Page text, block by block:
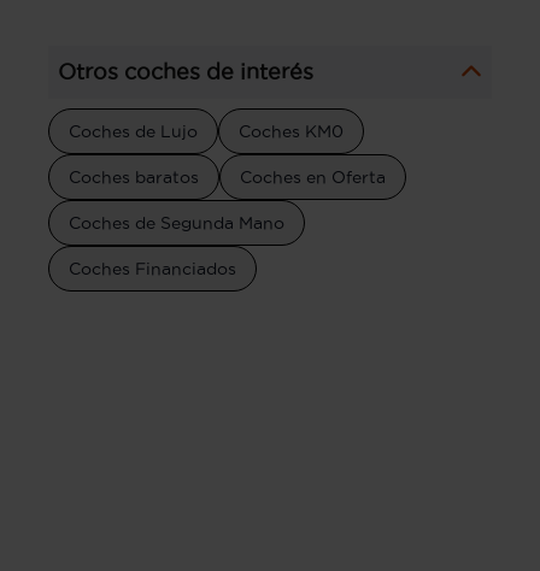
Otros coches de interés
Coches de Lujo Coches KM0
Coches baratos Coches en Oferta
Coches de Segunda Mano
Coches Financiados